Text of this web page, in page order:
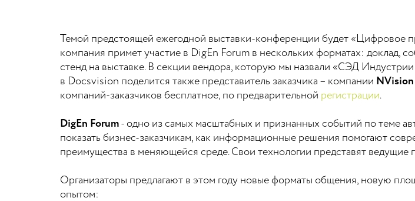
Темой предстоящей ежегодной выставки-конференции будет «Цифровое
компания примет участие в DigEn Forum в нескольких форматах: доклад,
стенд на выставке. В секции вендора, которую мы назвали «СЭД
в Docsvision поделится также представитель заказчика – компании
компаний-заказчиков бесплатное, по предварительной регистрации.
DigEn Forum - одно из самых масштабных и признанных событий по теме
показать бизнес-заказчикам, как информационные решения помогают
преимущества в меняющейся среде. Свои технологии представят ведущие
Организаторы предлагают в этом году новые форматы общения, новую
опытом: